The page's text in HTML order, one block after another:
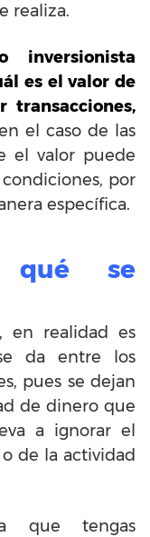
realiza.
inversionista
es el valor de
transacciones,
el caso de las
el valor puede
por
específica.
qué se
en realidad es
da entre los
pues se dejan
de dinero que
a ignorar el
de la actividad
que tengas